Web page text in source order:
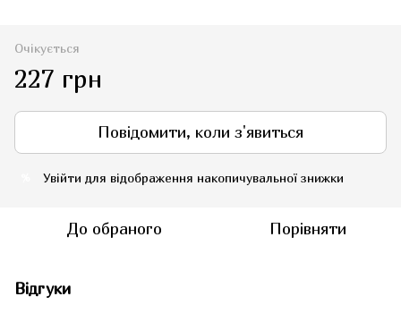
Очікується
227 грн
Повідомити, коли з'явиться
Увійти для відображення накопичувальної знижки
До обраного Порівняти
Відгуки